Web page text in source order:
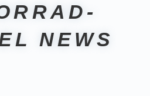
NEWS